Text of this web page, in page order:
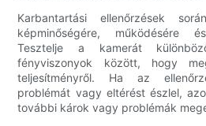
Karbantartási ellenőrzések
képminőségére, működésére
Tesztelje a kamerát
fényviszonyok között, hogy
teljesítményről. Ha az
problémát vagy eltérést észlel,
további károk vagy problémák